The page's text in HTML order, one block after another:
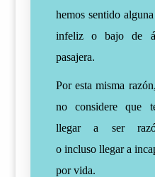
hemos sentido
infeliz o bajo de
pasajera.
Por esta misma
no considere que
llegar a ser
oincluso llegar a
por vida.